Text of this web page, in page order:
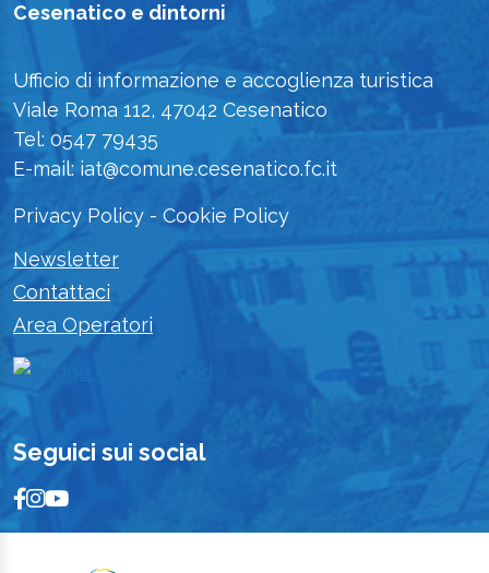
Cesenatico e dintorni
Ufficio di informazione e accoglienza turistica
Viale Roma 112, 47042 Cesenatico
Tel: 0547 79435
E-mail: iat@comune.cesenatico.fc.it
Privacy Policy - Cookie Policy
Newsletter
Contattaci
Area Operatori
Seguici sui social